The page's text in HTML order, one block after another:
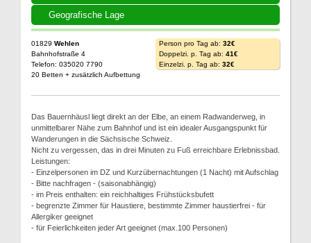
Geografische Lage
01829 Wehlen
Bahnhofstraße 4
Telefon: 035020 7790
20 Betten + zusätzlich Aufbettung
Person pro Tag ab: 32€
Doppelzi. p. Tag ab: 41€
Einzelzi. p. Tag ab: 32€
Das Bauernhäusl liegt direkt an der Elbe, an einem Radwanderweg, in
unmittelbarer Nähe zum Bahnhof und ist ein idealer Ausgangspunkt für
Wanderungen in die Sächsische Schweiz.
Nicht zu vergessen, das in drei Minuten zu Fuß erreichbare Erlebnissbad.
Leistungen:
- Einzelpersonen im DZ und Kurzübernachtungen (1 Nacht) mit Aufschlag
- Bitte nachfragen - (saisonabhängig)
- im Preis enthalten: ein reichhaltiges Frühstücksbufett
- begrenzte Zimmer für Haustiere, bestimmte Zimmer haustierfrei - für
Allergiker geeignet
- für Feierlichkeiten jeder Art geeignet (max.100 Personen)